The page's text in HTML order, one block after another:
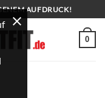
AUFDRUCK!
0